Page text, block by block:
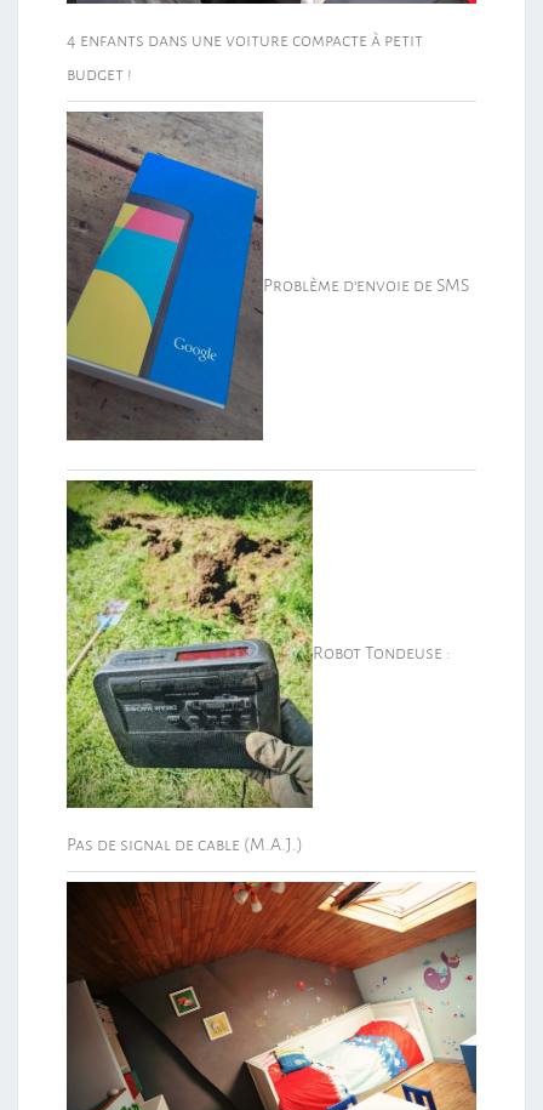
4 enfants dans une voiture compacte à petit
budget !
Problème d’envoie de SMS
Robot Tondeuse :
Pas de signal de cable (M.A.J.)